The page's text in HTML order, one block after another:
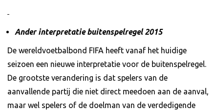
Ander interpretatie buitenspelregel 2015
De wereldvoetbalbond FIFA heeft vanaf het huidige
seizoen een nieuwe interpretatie voor de buitenspelregel.
De grootste verandering is dat spelers van de
aanvallende partij die niet direct meedoen aan de aanval,
maar wel spelers of de doelman van de verdedigende